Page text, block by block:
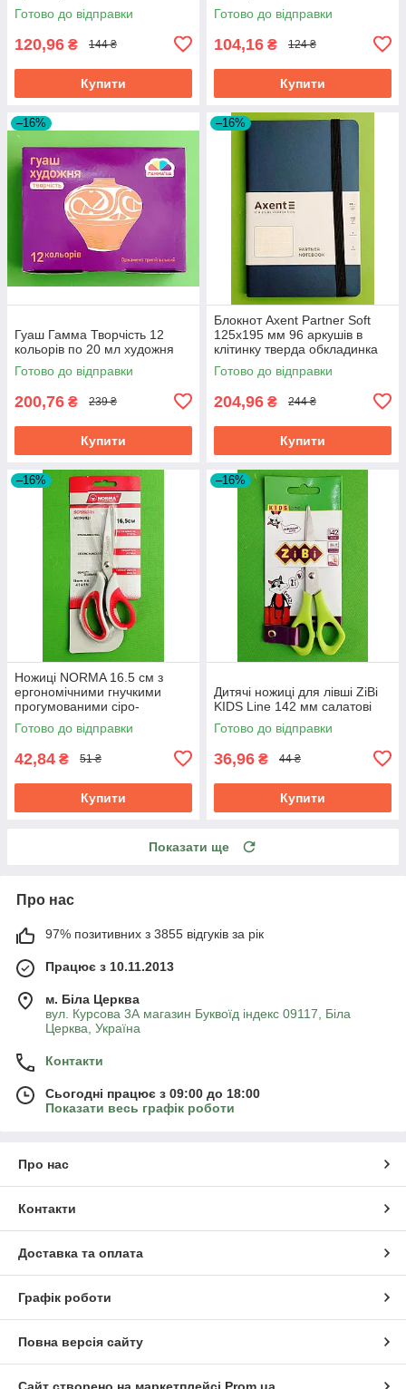
Готово до відправки
120,96 ₴ 144 ₴
Купити
Готово до відправки
104,16 ₴ 124 ₴
Купити
–16%
Гуаш Гамма Творчість 12
кольорів по 20 мл художня
Готово до відправки
200,76 ₴ 239 ₴
Купити
–16%
Блокнот Axent Partner Soft
125х195 мм 96 аркушів в
клітинку тверда обкладинка
синій
Готово до відправки
204,96 ₴ 244 ₴
Купити
–16%
Ножиці NORMA 16.5 см з
ергономічними гнучкими
прогумованими сіро-
червоними ручками 1.8 мм
Готово до відправки
42,84 ₴ 51 ₴
Купити
–16%
Дитячі ножиці для лівші ZiBi
KIDS Line 142 мм салатові
Готово до відправки
36,96 ₴ 44 ₴
Купити
Показати ще
Про нас
97% позитивних з 3855 відгуків за рік
Працює з 10.11.2013
м. Біла Церква
вул. Курсова 3А магазин Буквоїд індекс 09117, Біла
Церква, Україна
Контакти
Сьогодні працює з 09:00 до 18:00
Показати весь графік роботи
Про нас
Контакти
Доставка та оплата
Графік роботи
Повна версія сайту